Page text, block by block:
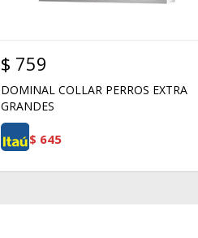
$ 759
DOMINAL COLLAR PERROS EXTRA
GRANDES
$ 645